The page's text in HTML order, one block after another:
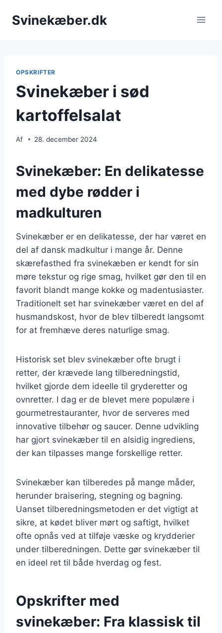
Svinekæber.dk
OPSKRIFTER
Svinekæber i sød
kartoffelsalat
Af 28. december 2024
Svinekæber: En delikatesse
med dybe rødder i
madkulturen
Svinekæber er en delikatesse, der har været en
del af dansk madkultur i mange år. Denne
skærefasthed fra svinekæben er kendt for sin
møre tekstur og rige smag, hvilket gør den til en
favorit blandt mange kokke og madentusiaster.
Traditionelt set har svinekæber været en del af
husmandskost, hvor de blev tilberedt langsomt
for at fremhæve deres naturlige smag.
Historisk set blev svinekæber ofte brugt i
retter, der krævede lang tilberedningstid,
hvilket gjorde dem ideelle til gryderetter og
ovnretter. I dag er de blevet mere populære i
gourmetrestauranter, hvor de serveres med
innovative tilbehør og saucer. Denne udvikling
har gjort svinekæber til en alsidig ingrediens,
der kan tilpasses mange forskellige retter.
Svinekæber kan tilberedes på mange måder,
herunder braisering, stegning og bagning.
Uanset tilberedningsmetoden er det vigtigt at
sikre, at kødet bliver mørt og saftigt, hvilket
ofte opnås ved at tilføje væske og krydderier
under tilberedningen. Dette gør svinekæber til
en ideel ret til både hverdag og fest.
Opskrifter med
svinekæber: Fra klassisk til